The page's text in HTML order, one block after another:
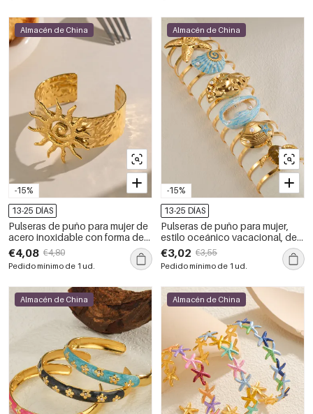
-15%
Almacén de China
13-25 DÍAS
Pulseras de puño para mujer de
acero inoxidable con forma de
sol, impermeables y de color
dorado.
€4,08 €4,80
Pedido mínimo de 1 ud.
-15%
Almacén de China
13-25 DÍAS
Pulseras de puño para mujer,
estilo oceánico vacacional, de
acero inoxidable esmaltado,
impermeables, color dorado.
€3,02 €3,55
Pedido mínimo de 1 ud.
Almacén de China Almacén de China